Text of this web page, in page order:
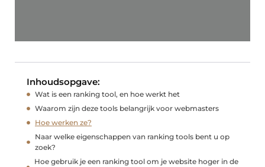
Inhoudsopgave:
Wat is een ranking tool, en hoe werkt het
Waarom zijn deze tools belangrijk voor webmasters
Hoe werken ze?
Naar welke eigenschappen van ranking tools bent u op
zoek?
Hoe gebruik je een ranking tool om je website hoger in de